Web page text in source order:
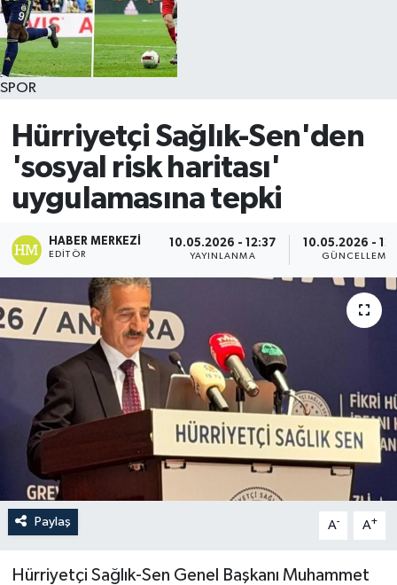
SPOR
Hürriyetçi Sağlık-Sen'den
'sosyal risk haritası'
uygulamasına tepki
HABER MERKEZI
EDITÖR
10.05.2026 - 12:37
YAYINLANMA
10.05.2026 -
GÜNCELLEME
Paylaş A- A+
Hürriyetçi Sağlık-Sen Genel Başkanı Muhammet